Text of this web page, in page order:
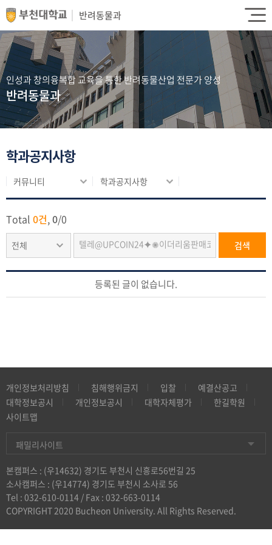
반려동물과
인성과 창의융복합 교육을 통한 반려동물산업 전문가 양성
반려동물과
학과공지사항
커뮤니티 학과공지사항
Total 0건,0/0
전체 검색
등록된 글이 없습니다.
개인정보처리방침 침해행위금지 입찰
예결산공고
대학정보공시
개인정보공시 대학자체평가
한길학원
사이트맵
패밀리사이트
본캠퍼스 : (우14632) 경기도 부천시 신흥로56번길 25
소사캠퍼스 : (우14774) 경기도 부천시 소사로 56
Tel : 032-610-0114 / Fax : 032-663-0114
COPYRIGHT 2020 Bucheon University. All Rights Reserved.